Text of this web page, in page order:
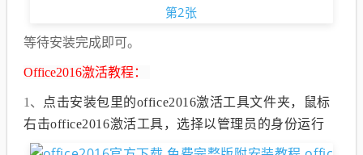
等待安装完成即可。
Office2016激活教程：
1、
点击安装包里的office2016激活工具文件夹，鼠标
右击office2016激活工具，选择以管理员的身份运行